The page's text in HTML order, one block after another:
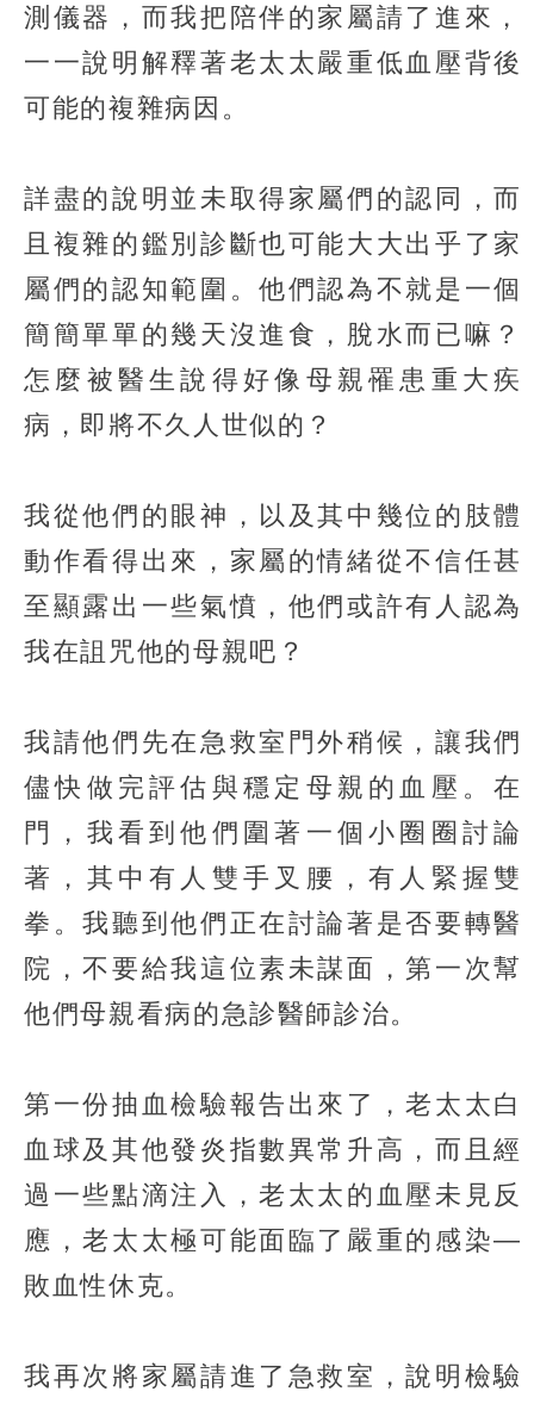
測儀器，而我把陪伴的家屬請了進來，
一一說明解釋著老太太嚴重低血壓背後
可能的複雜病因。
詳盡的說明並未取得家屬們的認同，而
且複雜的鑑別診斷也可能大大出乎了家
屬們的認知範圍。他們認為不就是一個
簡簡單單的幾天沒進食，脫水而已嘛？
怎麼被醫生說得好像母親罹患重大疾
病，即將不久人世似的？
我從他們的眼神，以及其中幾位的肢體
動作看得出來，家屬的情緒從不信任甚
至顯露出一些氣憤，他們或許有人認為
我在詛咒他的母親吧？
我請他們先在急救室門外稍候，讓我們
儘快做完評估與穩定母親的血壓。在
門，我看到他們圍著一個小圈圈討論
著，其中有人雙手叉腰，有人緊握雙
拳。我聽到他們正在討論著是否要轉醫
院，不要給我這位素未謀面，第一次幫
他們母親看病的急診醫師診治。
第一份抽血檢驗報告出來了，老太太白
血球及其他發炎指數異常升高，而且經
過一些點滴注入，老太太的血壓未見反
應，老太太極可能面臨了嚴重的感染—
敗血性休克。
我再次將家屬請進了急救室，說明檢驗